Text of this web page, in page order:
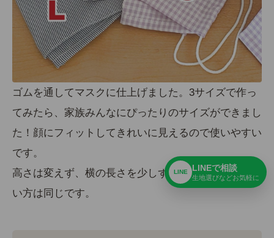
ゴムを通してマスクに仕上げました。3サイズで作っ
てみたら、 家族みんなにぴったり のサイズができまし
た！顔にフィットしてきれいに見えるので使いやすい
です。
高さは変えず、横の長さを少しずつ変えています。縫
い方は同じです。
LINE LINEで相談
生地選びなどお気軽に